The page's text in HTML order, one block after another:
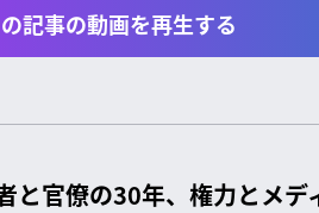
記事の動画を再生する
と官僚の30年、権力とメデ